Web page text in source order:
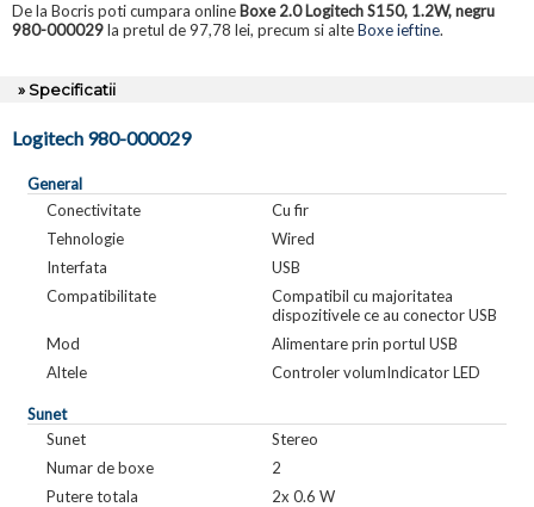
De la Bocris poti cumpara online Boxe 2.0 Logitech S150, 1.2W, negru
980-000029la pretul de 97,78 lei, precum si alteBoxe ieftine.
» Specificatii
Logitech 980-000029
General
Conectivitate
Cu fir
Tehnologie
Wired
Interfata
USB
Compatibilitate
Compatibil cu majoritatea
dispozitivele ce au conector USB
Mod
Alimentare prin portul USB
Altele
Controler volumIndicator LED
Sunet
Sunet
Stereo
Numar de boxe
2
Putere totala
2x 0.6 W